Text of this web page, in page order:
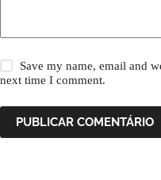
Save my name, email and
next time I comment.
PUBLICAR COMENTÁRIO